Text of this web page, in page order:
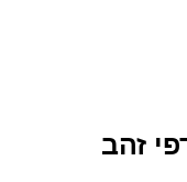
זהב